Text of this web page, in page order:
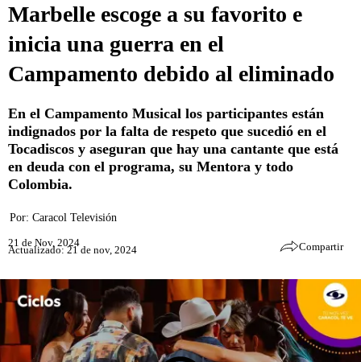
Marbelle escoge a su favorito e
inicia una guerra en el
Campamento debido al eliminado
En el Campamento Musical los participantes están
indignados por la falta de respeto que sucedió en el
Tocadiscos y aseguran que hay una cantante que está
en deuda con el programa, su Mentora y todo
Colombia.
Por: Caracol Televisión
21 de Nov, 2024
Actualizado: 21 de nov, 2024 Compartir